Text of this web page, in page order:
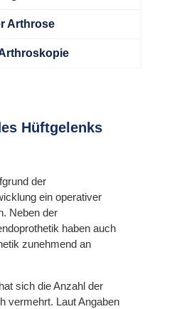
Arthrose
Hüftgelenks
der
ein operativer
Neben der
haben auch
zunehmend an
sich die Anzahl der
vermehrt. Laut Angaben